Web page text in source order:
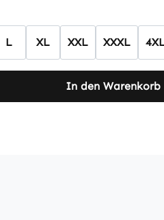
L XL XXL XXXL
Gib denIn den Warenkorb